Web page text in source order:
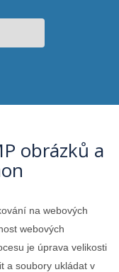
obrázků a
na webových
webových
je úprava velikosti
a soubory ukládat v